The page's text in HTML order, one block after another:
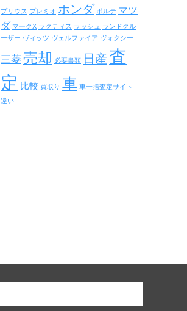
プリウス プレミオ ホンダ ポルテ マツ
ダ マークX ラクティス ラッシュ ランドクル
ーザー ヴィッツ ヴェルファイア ヴォクシー
三菱売却 必要書類 日産査
定 比較 買取り 車 車一括査定サイト
違い